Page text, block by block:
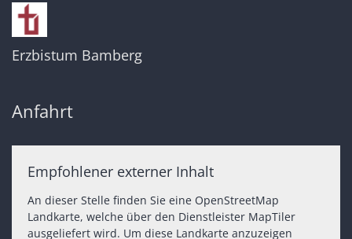
Erzbistum Bamberg
Anfahrt
Empfohlener externer Inhalt
An dieser Stelle finden Sie eine OpenStreetMap
Landkarte, welche über den Dienstleister MapTiler
ausgeliefert wird. Um diese Landkarte anzuzeigen